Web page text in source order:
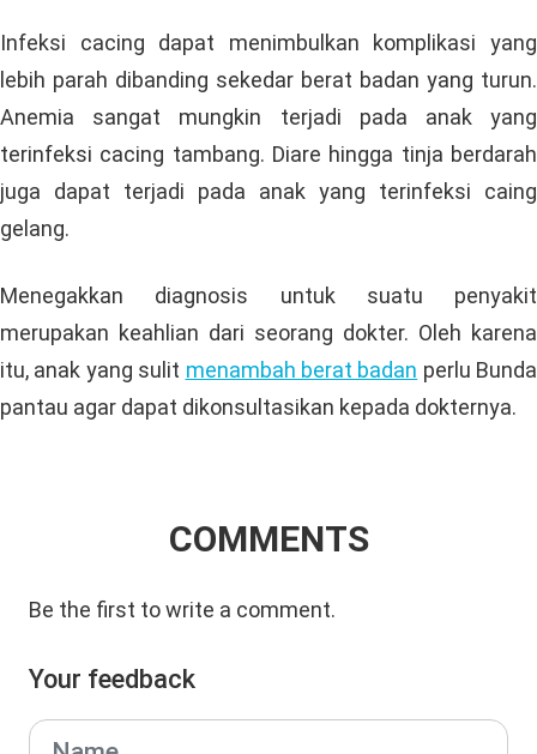
Infeksi cacing dapat menimbulkan komplikasi yang
lebih parah dibanding sekedar berat badan yang turun.
Anemia sangat mungkin terjadi pada anak yang
terinfeksi cacing tambang. Diare hingga tinja berdarah
juga dapat terjadi pada anak yang terinfeksi caing
gelang.
Menegakkan diagnosis untuk suatu penyakit
merupakan keahlian dari seorang dokter. Oleh karena
itu, anak yang sulit menambah berat badan perlu Bunda
pantau agar dapat dikonsultasikan kepada dokternya.
COMMENTS
Be the first to write a comment.
Your feedback